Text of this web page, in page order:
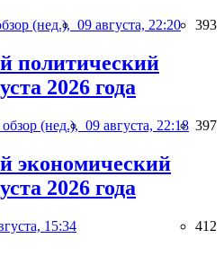
(нед.), 09 августа, 22:20 393
политический
2026 года
(нед.), 09 августа, 22:18 397
экономический
2026 года
15:34 412